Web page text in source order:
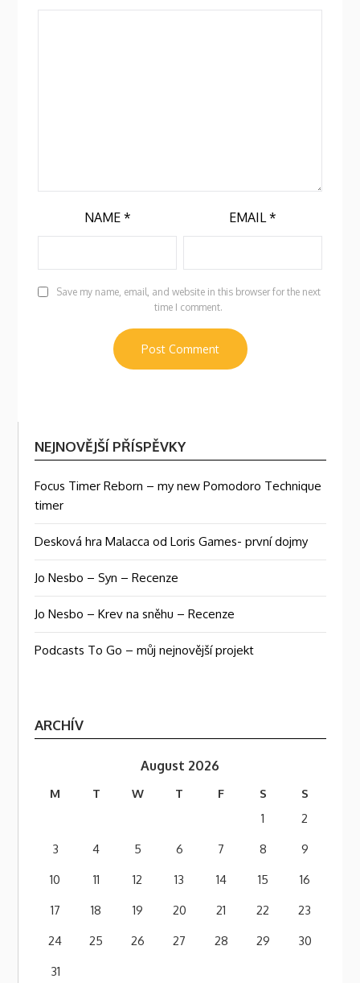
NAME * EMAIL *
Save my name, email, and website in this browser for the next
time I comment.
NEJNOVĚJŠÍ PŘÍSPĚVKY
Focus Timer Reborn – my new Pomodoro Technique
timer
Desková hra Malacca od Loris Games- první dojmy
Jo Nesbo – Syn – Recenze
Jo Nesbo – Krev na sněhu – Recenze
Podcasts To Go – můj nejnovější projekt
ARCHÍV
August 2026
M T W T F S
S
1
2
3
4 5 6 7 8
9
10
11 12 13 14 15
16
17
18 19 20 21 22
23
24
25 26 27 28 29
30
31